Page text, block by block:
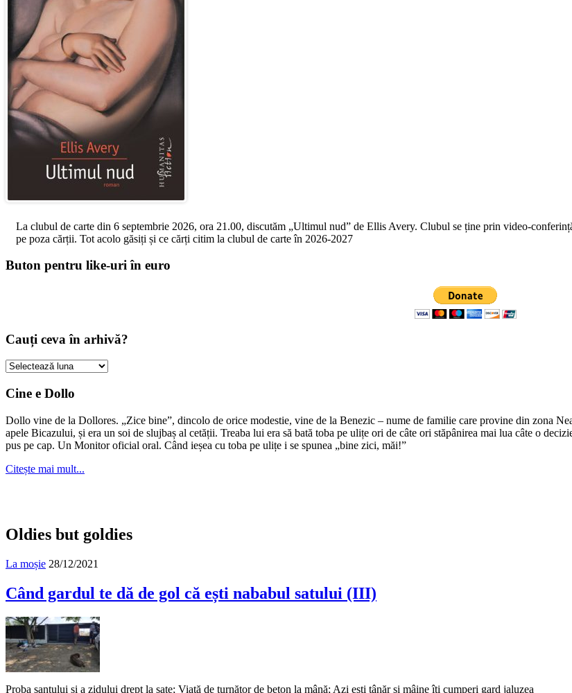
La clubul de carte din 6 septembrie 2026, ora 21.00, discutăm „Ultimul nud” de Ellis Avery. Clubul se ține prin video-
pe poza cărții. Tot acolo găsiți și ce cărți citim la clubul de carte în 2026-2027
Buton pentru like-uri în euro
Cauți ceva în arhivă?
Cauți
în
Cine e Dollo
Dollo vine de la Dollores. „Zice bine”, dincolo de orice modestie, vine de la Benezic – nume de familie care provine din zona
apele Bicazului, și era un soi de slujbaș al cetății. Treaba lui era să bată toba pe ulițe ori de câte ori stăpânirea mai lua câte o
pus pe cap. Un Monitor oficial oral. Când ieșea cu toba pe ulițe i se spunea „bine zici, măi!”
Citește mai mult...
Oldies but goldies
La moșie 28/12/2021
Când gardul te dă de gol că ești nababul satului (III)
Proba șanțului și a zidului drept la sate; Viață de turnător de beton la mână; Azi ești tânăr și mâine îți cumperi gard jaluzea